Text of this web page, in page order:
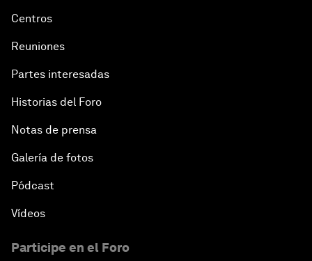
Centros
Reuniones
Partes interesadas
Historias del Foro
Notas de prensa
Galería de fotos
Pódcast
Vídeos
Participe en el Foro